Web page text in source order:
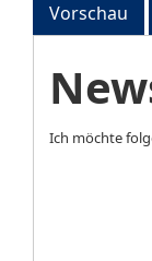
Vorschau
Ich möchte